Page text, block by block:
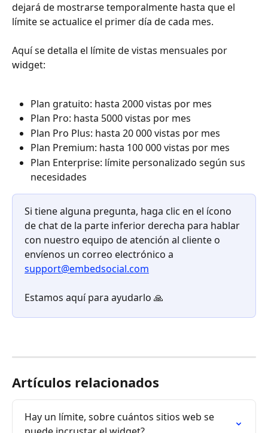
dejará de mostrarse temporalmente hasta que el
límite se actualice el primer día de cada mes.
Aquí se detalla el límite de vistas mensuales por
widget:
Plan gratuito: hasta 2000 vistas por mes
Plan Pro: hasta 5000 vistas por mes
Plan Pro Plus: hasta 20 000 vistas por mes
Plan Premium: hasta 100 000 vistas por mes
Plan Enterprise: límite personalizado según sus
necesidades
Si tiene alguna pregunta, haga clic en el ícono
de chat de la parte inferior derecha para hablar
con nuestro equipo de atención al cliente o
envíenos un correo electrónico a
support@embedsocial.com
Estamos aquí para ayudarlo 🙏
Artículos relacionados
Hay un límite, sobre cuántos sitios web se